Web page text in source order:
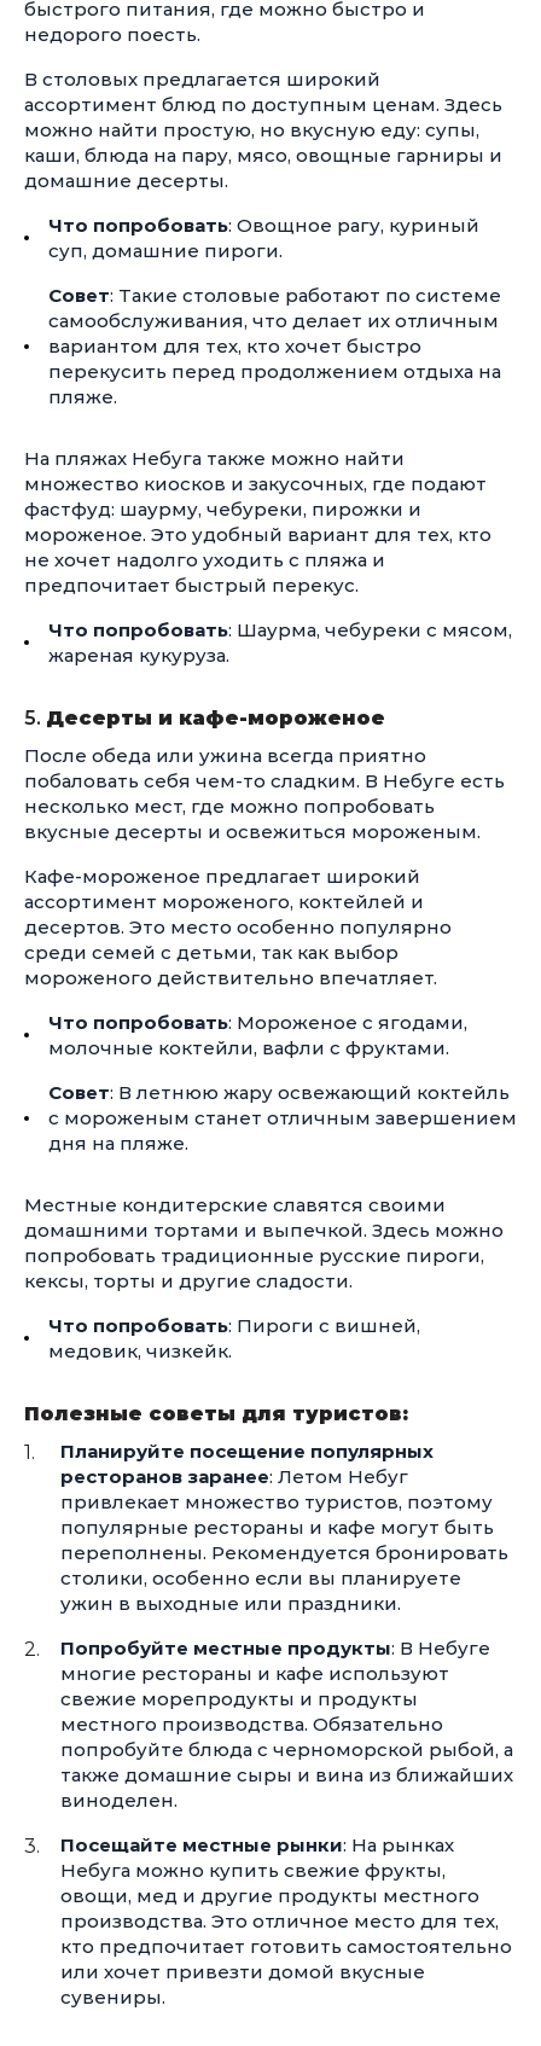
быстрого питания, где можно быстро и
недорого поесть.
В столовых предлагается широкий
ассортимент блюд по доступным ценам. Здесь
можно найти простую, но вкусную еду: супы,
каши, блюда на пару, мясо, овощные гарниры и
домашние десерты.
Что попробовать: Овощное рагу, куриный
суп, домашние пироги.
Совет: Такие столовые работают по системе
самообслуживания, что делает их отличным
вариантом для тех, кто хочет быстро
перекусить перед продолжением отдыха на
пляже.
На пляжах Небуга также можно найти
множество киосков и закусочных, где подают
фастфуд: шаурму, чебуреки, пирожки и
мороженое. Это удобный вариант для тех, кто
не хочет надолго уходить с пляжа и
предпочитает быстрый перекус.
Что попробовать: Шаурма, чебуреки с мясом,
жареная кукуруза.
5. Десерты и кафе-мороженое
После обеда или ужина всегда приятно
побаловать себя чем-то сладким. В Небуге есть
несколько мест, где можно попробовать
вкусные десерты и освежиться мороженым.
Кафе-мороженое предлагает широкий
ассортимент мороженого, коктейлей и
десертов. Это место особенно популярно
среди семей с детьми, так как выбор
мороженого действительно впечатляет.
Что попробовать: Мороженое с ягодами,
молочные коктейли, вафли с фруктами.
Совет: В летнюю жару освежающий коктейль
с мороженым станет отличным завершением
дня на пляже.
Местные кондитерские славятся своими
домашними тортами и выпечкой. Здесь можно
попробовать традиционные русские пироги,
кексы, торты и другие сладости.
Что попробовать: Пироги с вишней,
медовик, чизкейк.
Полезные советы для туристов:
Планируйте посещение популярных
ресторанов заранее: Летом Небуг
привлекает множество туристов, поэтому
популярные рестораны и кафе могут быть
переполнены. Рекомендуется бронировать
столики, особенно если вы планируете
ужин в выходные или праздники.
Попробуйте местные продукты: В Небуге
многие рестораны и кафе используют
свежие морепродукты и продукты
местного производства. Обязательно
попробуйте блюда с черноморской рыбой, а
также домашние сыры и вина из ближайших
виноделен.
Посещайте местные рынки: На рынках
Небуга можно купить свежие фрукты,
овощи, мед и другие продукты местного
производства. Это отличное место для тех,
кто предпочитает готовить самостоятельно
или хочет привезти домой вкусные
сувениры.